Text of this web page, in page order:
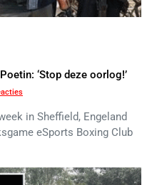
‘Stop deze oorlog!’
in Sheffield, Engeland
eSports Boxing Club